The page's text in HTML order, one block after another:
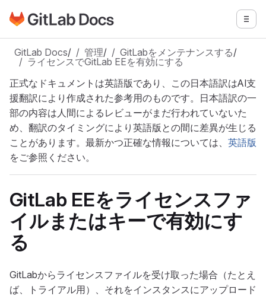
メインコンテンツにスキップ
GitLabドキュメントのホームページに移動 メニ
GitLab Docs/ 管理/ GitLabをメンテナンスする/
ライセンスでGitLab EEを有効にする
正式なドキュメントは英語版であり、この日本語訳はAI支
援翻訳により作成された参考用のものです。日本語訳の一
部の内容は人間によるレビューがまだ行われていないた
め、翻訳のタイミングにより英語版との間に差異が生じる
ことがあります。最新かつ正確な情報については、 英語版
をご参照ください。
GitLab EEをライセンスファ
イルまたはキーで有効にす
る
GitLabからライセンスファイルを受け取った場合（たとえ
ば、トライアル用）、それをインスタンスにアップロード